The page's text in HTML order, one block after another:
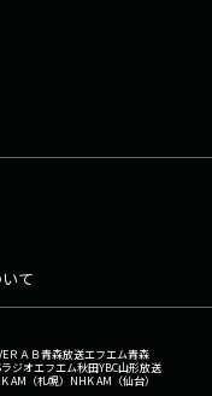
て
ＲＡＢ青森放送エフエム青森
ラジオエフエム秋田YBC山形放送
AM（札幌） NHK AM（仙台）